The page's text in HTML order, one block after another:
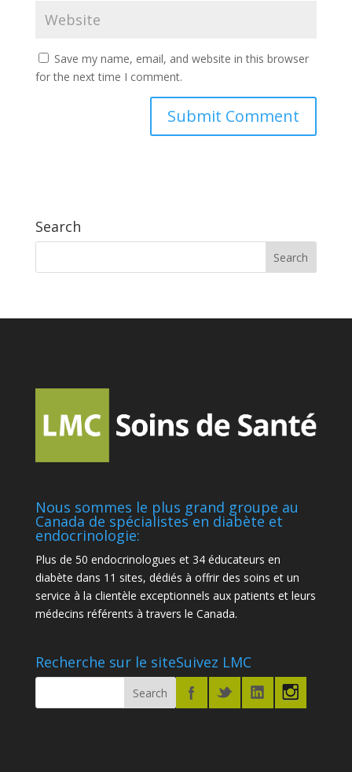
Save my name, email, and website in this browser
for the next time I comment.
Search
Nous sommes le plus grand groupe au
Canada de spécialistes en diabète et
endocrinologie:
Plus de 50 endocrinologues et 34 éducateurs en
diabète dans 11 sites, dédiés à offrir des soins et un
service à la clientèle exceptionnels aux patients et leurs
médecins référents à travers le Canada.
Recherche sur le siteSuivez LMC